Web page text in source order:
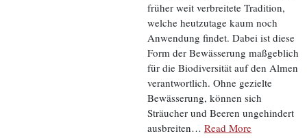
früher weit verbreitete Tradition,
welche heutzutage kaum noch
Anwendung findet. Dabei ist diese
Form der Bewässerung maßgeblich
für die Biodiversität auf den Almen
verantwortlich. Ohne gezielte
Bewässerung, können sich
Sträucher und Beeren ungehindert
ausbreiten… Read More